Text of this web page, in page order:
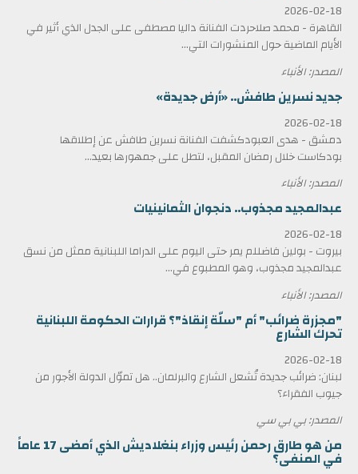
2026-02-18
القاهرة - محمد صلاحردت الفنانة داليا مصطفى على الجدل الذي أثير في
الأيام الماضية حول المنشورات التي...
المصدر: الأنباء
جديد نسرين طافش.. «أرض جديدة»
2026-02-18
دمشق - هدى العبودكشفت الفنانة نسرين طافش عن إطلاقها
بودكاست خلال رمضان المقبل، لتطل على جمهورها بعيد...
المصدر: الأنباء
عبدالمجيد مجذوب.. دنجوان الثمانينيات
2026-02-18
بيروت - بولين فاضللم يمر حتى اليوم على الدراما اللبنانية ممثل من نسق
عبدالمجيد مجذوب، وهو المطبوع في...
المصدر: الأنباء
"مجزرة ضرائب" أم "سلّة إنقاذ"؟ قرارات الحكومة اللبنانية
تحرك الشارع
2026-02-18
لبنان: ضرائب جديدة تُشعل الشارع والبرلمان.. هل تموّل الدولة الأجور من
جيوب الفقراء؟
المصدر: بي بي سي
من هو طارق رحمن رئيس وزراء بنغلاديش الذي أمضى 17 عاماً
في المنفى؟